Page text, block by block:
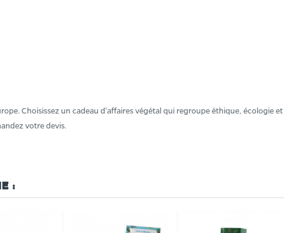
Choisissez un cadeau d'affaires végétal qui regroupe éthique, écologie et
votre devis.
: